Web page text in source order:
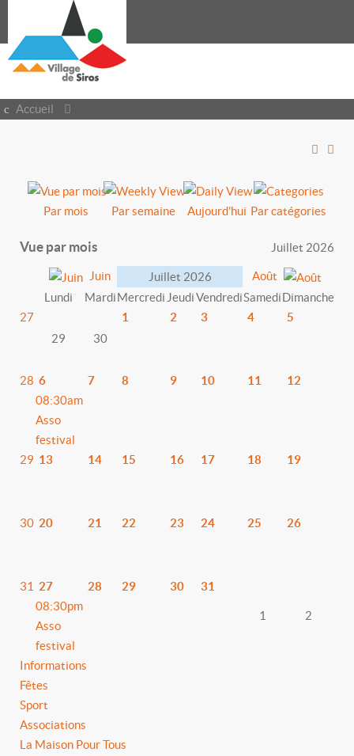
Accueil
Par mois Par semaine Aujourd'hui Par catégories
Vue par mois Juillet 2026
Juin Juillet 2026
Août
Lundi
MardiMercredi JeudiVendrediSamediDimanche
27
29
30
1 2 3 4 5
28 6
08:30am
Asso
festival
7 8 9 10 11 12
29 13 14 15 16 17 18 19
30 20 21 22 23 24 25 26
31 27
08:30pm
Asso
festival
28 29 30 31
1 2
Informations
Fêtes
Sport
Associations
La Maison Pour Tous